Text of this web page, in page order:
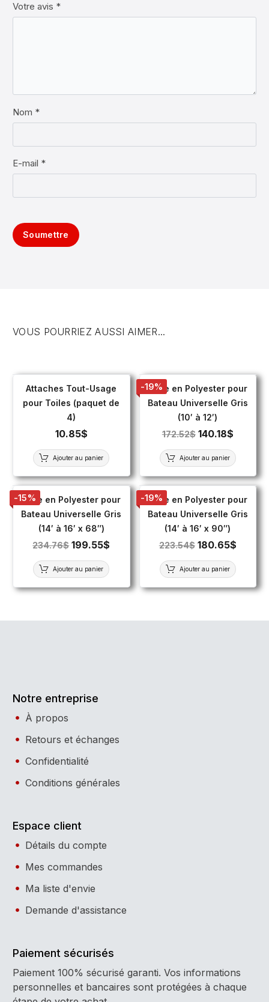
Votre avis *
Nom *
E-mail *
Soumettre
VOUS POURRIEZ AUSSI AIMER...
Attaches Tout-Usage
pour Toiles (paquet de
4)
10.85$
Ajouter au panier
-19%
Toile en Polyester pour
Bateau Universelle Gris
(10′ à 12′)
172.52$ 140.18$
Ajouter au panier
-15%
Toile en Polyester pour
Bateau Universelle Gris
(14′ à 16′ x 68″)
234.76$ 199.55$
Ajouter au panier
-19%
Toile en Polyester pour
Bateau Universelle Gris
(14′ à 16′ x 90″)
223.54$ 180.65$
Ajouter au panier
Notre entreprise
À propos
Retours et échanges
Confidentialité
Conditions générales
Espace client
Détails du compte
Mes commandes
Ma liste d'envie
Demande d'assistance
Paiement sécurisés
Paiement 100% sécurisé garanti. Vos informations
personnelles et bancaires sont protégées à chaque